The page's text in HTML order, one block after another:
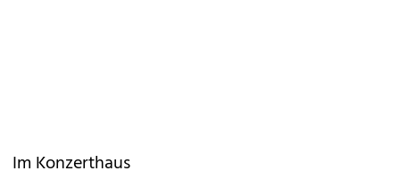
Im Konzerthaus